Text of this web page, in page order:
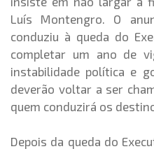
Luís Montengro. O
conduziu à queda do
completar um ano de
instabilidade política e
deverão voltar a ser
quem conduzirá os
Depois da queda do